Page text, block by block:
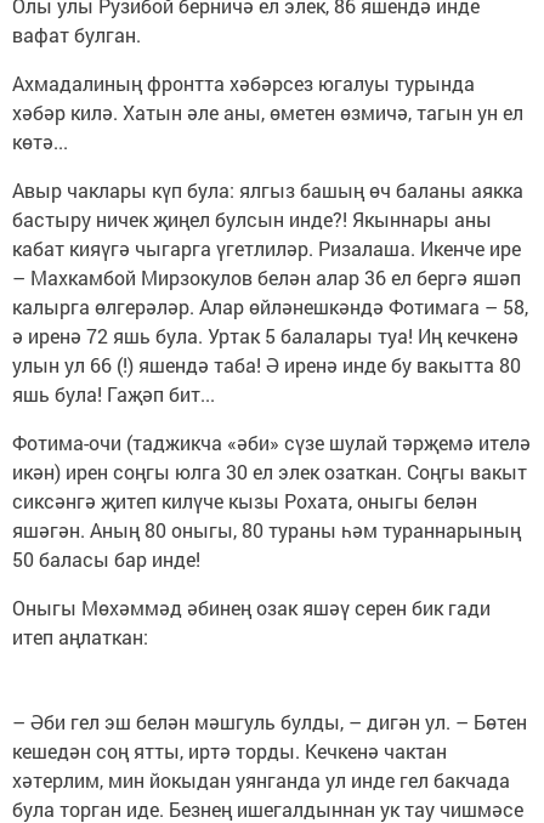
Олы улы Рузибой берничә ел элек, 86 яшендә инде
вафат булган.
Ахмадалиның фронтта хәбәрсез югалуы турында
хәбәр килә. Хатын әле аны, өметен өзмичә, тагын ун ел
көтә...
Авыр чаклары күп була: ялгыз башың өч баланы аякка
бастыру ничек җиңел булсын инде?! Якыннары аны
кабат кияүгә чыгарга үгетлиләр. Ризалаша. Икенче ире
– Махкамбой Мирзокулов белән алар 36 ел бергә яшәп
калырга өлгерәләр. Алар өйләнешкәндә Фотимага – 58,
ә иренә 72 яшь була. Уртак 5 балалары туа! Иң кечкенә
улын ул 66 (!) яшендә таба! Ә иренә инде бу вакытта 80
яшь була! Гаҗәп бит...
Фотима-очи (таджикча «әби» сүзе шулай тәрҗемә ителә
икән) ирен соңгы юлга 30 ел элек озаткан. Соңгы вакыт
сиксәнгә җитеп килүче кызы Рохата, оныгы белән
яшәгән. Аның 80 оныгы, 80 тураны һәм тураннарының
50 баласы бар инде!
Оныгы Мөхәммәд әбинең озак яшәү серен бик гади
итеп аңлаткан:
– Әби гел эш белән мәшгуль булды, – дигән ул. – Бөтен
кешедән соң ятты, иртә торды. Кечкенә чактан
хәтерлим, мин йокыдан уянганда ул инде гел бакчада
була торган иде. Безнең ишегалдыннан ук тау чишмәсе